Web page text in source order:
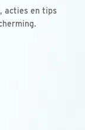
acties en tips